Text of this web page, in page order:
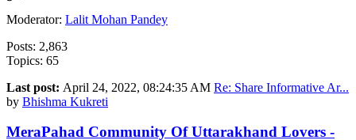
Moderator: Lalit Mohan Pandey
Posts: 2,863
Topics: 65
Last post: April 24, 2022, 08:24:35 AM Re: Share Informative Ar...
by Bhishma Kukreti
MeraPahad Community Of Uttarakhand Lovers -